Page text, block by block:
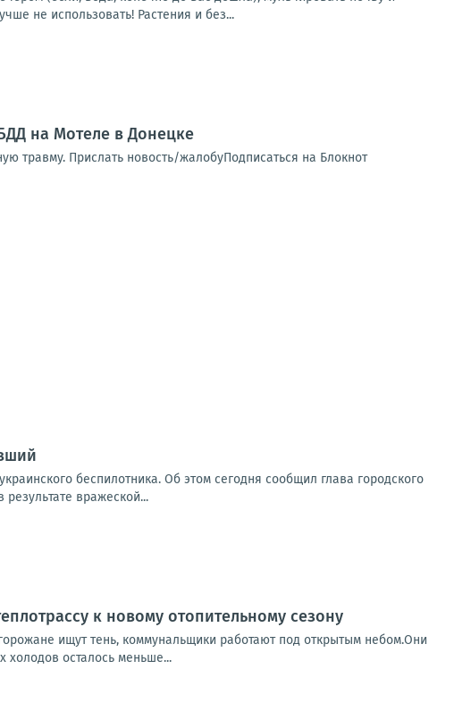
не использовать! Растения и без...
на Мотеле в Донецке
травму. Прислать новость/жалобуПодписаться на Блокнот
беспилотника. Об этом сегодня сообщил глава городского
вражеской...
к новому отопительному сезону
ищут тень, коммунальщики работают под открытым небом.Они
холодов осталось меньше...